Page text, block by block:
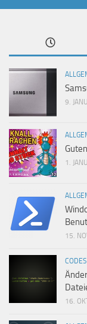
9.
1.
15.
16.